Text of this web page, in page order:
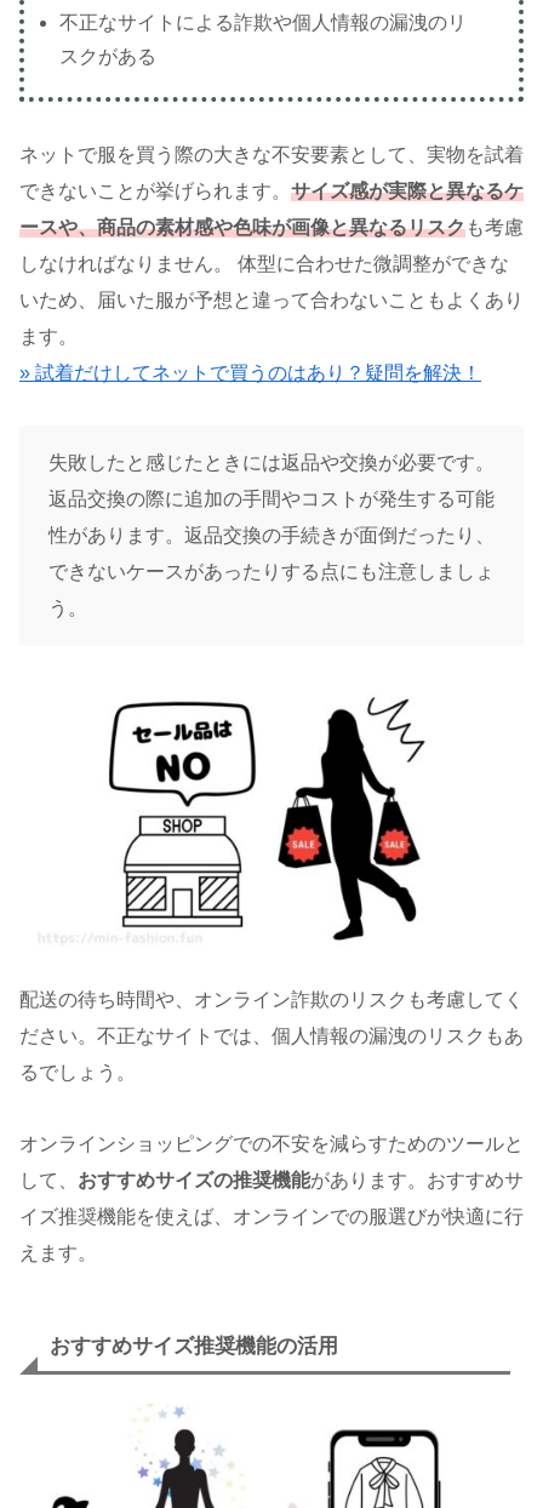
不正なサイトによる詐欺や個人情報の漏洩のリ
スクがある
ネットで服を買う際の大きな不安要素として、実物を試着
できないことが挙げられます。 サイズ感が実際と異なるケ
ースや、商品の素材感や色味が画像と異なるリスクも考慮
しなければなりません。 体型に合わせた微調整ができな
いため、届いた服が予想と違って合わないこともよくあり
ます。
» 試着だけしてネットで買うのはあり？疑問を解決！
失敗したと感じたときには返品や交換が必要です。
返品交換の際に追加の手間やコストが発生する可能
性があります。返品交換の手続きが面倒だったり、
できないケースがあったりする点にも注意しましょ
う。
配送の待ち時間や、オンライン詐欺のリスクも考慮してく
ださい。不正なサイトでは、個人情報の漏洩のリスクもあ
るでしょう。
オンラインショッピングでの不安を減らすためのツールと
して、 おすすめサイズの推奨機能があります。おすすめサ
イズ推奨機能を使えば、オンラインでの服選びが快適に行
えます。
おすすめサイズ推奨機能の活用